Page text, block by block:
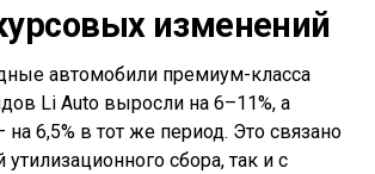
изменений
автомобили премиум-класса
Li Auto выросли на 6–11%, а
6,5% в тот же период. Это связано
сбора, так и с